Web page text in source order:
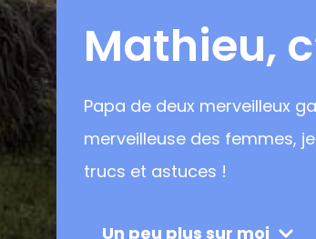
Mathieu,
Papa de deux merveilleux
merveilleuse des femmes,
trucs et astuces !
Un peu plus sur moi